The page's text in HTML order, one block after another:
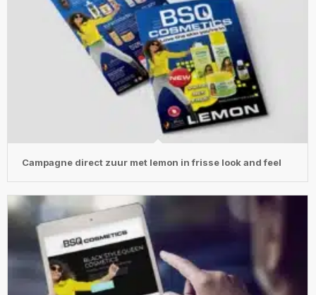
Campagne direct zuur met lemon in frisse look and feel